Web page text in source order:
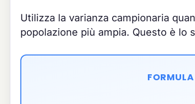
Utilizza la varianza campionaria
popolazione più ampia. Questo è lo